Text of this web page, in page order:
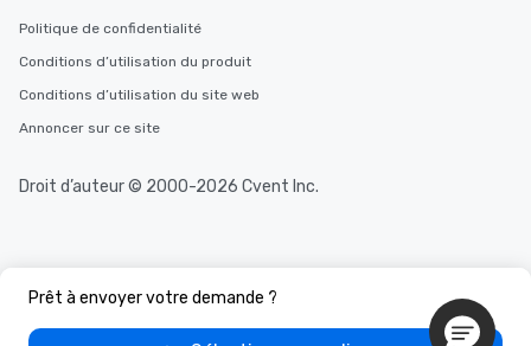
Prêt à envoyer votre demande ?
Politique de confidentialité
Conditions d’utilisation du produit
Conditions d’utilisation du site web
Annoncer sur ce site
Droit d’auteur © 2000-2026 Cvent Inc.